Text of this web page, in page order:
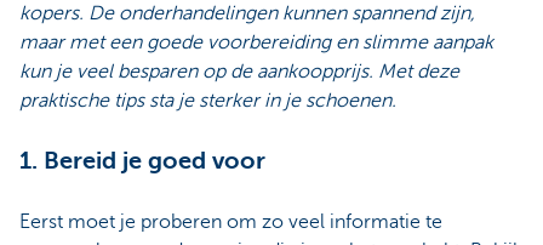
kopers. De onderhandelingen kunnen spannend zijn,
maar met een goede voorbereiding en slimme aanpak
kun je veel besparen op de aankoopprijs. Met deze
praktische tips sta je sterker in je schoenen.
1. Bereid je goed voor
Eerst moet je proberen om zo veel informatie te